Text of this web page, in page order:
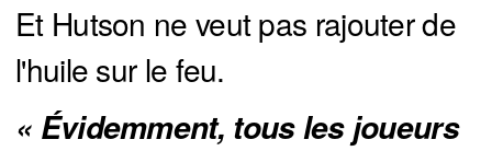
Et Hutson ne veut pas rajouter de
l'huile sur le feu.
« Évidemment, tous les joueurs